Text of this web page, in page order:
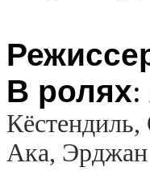
В ролях:
Ака,